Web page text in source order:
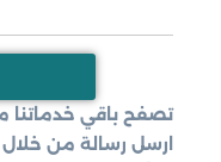
تصفح باقي خدماتنا
ارسل رسالة من خلال